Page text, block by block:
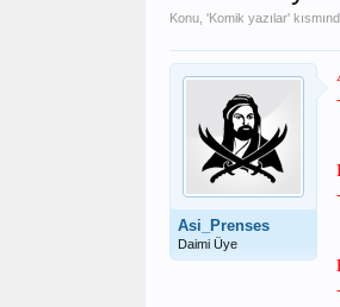
Konu, 'Komik yazılar'
Asi_Prenses
Daimi Üye